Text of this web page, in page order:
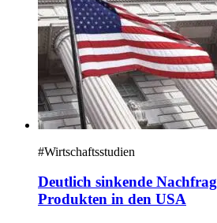
#Wirtschaftsstudien
Deutlich sinkende
Produkten in den USA